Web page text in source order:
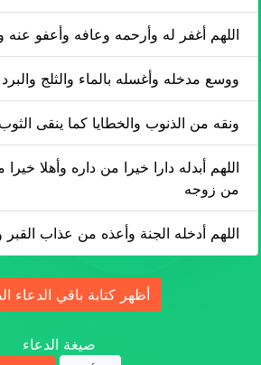
اللهم أغفر له وأرحمه وعافه وأعفو عنه
ووسع مدخله وأغسله بالماء والثلج والبرد
ونقه من الذنوب والخطايا كما ينقى
اللهم أبدله دارا خيرا من داره وأهلا
من زوجه
اللهم أدخله الجنة وأعذه من عذاب القبر
أظهر كتابة باقي الدعاء
صيغة الدعاء